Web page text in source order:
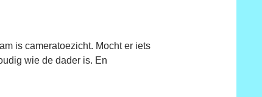
is cameratoezicht. Mocht er iets
wie de dader is. En